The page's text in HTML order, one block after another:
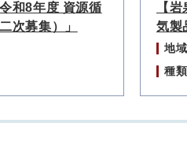
和8年度 資源循
次募集）」
【
気製
地域
種類